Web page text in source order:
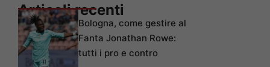
Articoli recenti
Bologna, come gestire al
Fanta Jonathan Rowe:
tutti i pro e contro